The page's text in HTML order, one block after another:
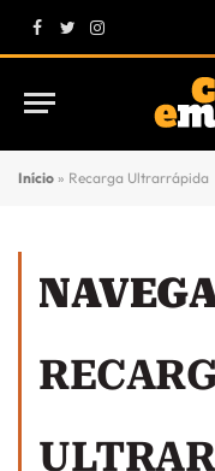
Facebook
Twitter
Instagram
Início » Recarga Ultrarrápida